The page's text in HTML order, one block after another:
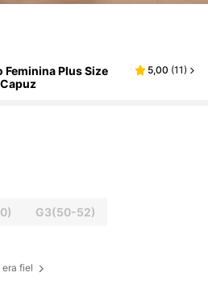
Plus Size
5,00 (11)
G3(50-52)
fiel